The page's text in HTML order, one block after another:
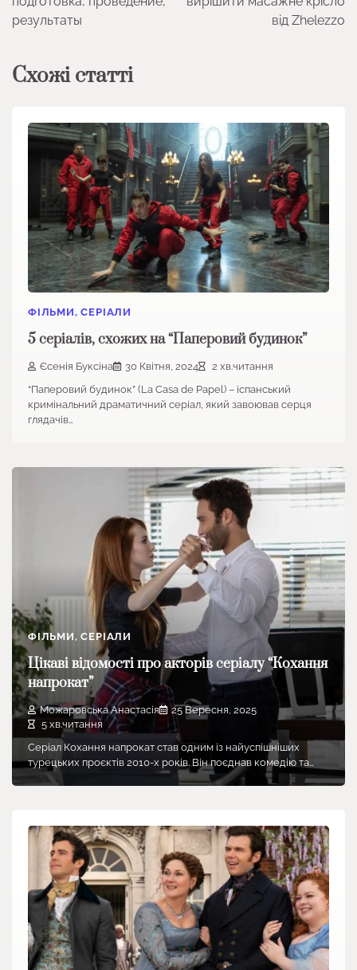
результаты
від Zhelezzo
Схожі статті
ФІЛЬМИ, СЕРІАЛИ
5 серіалів, схожих на “Паперовий будинок”
Єсенія Буксіна 30 Квітня, 2024
2 хв.читання
“Паперовий будинок” (La Casa de Papel) – іспанський
кримінальний драматичний серіал, який завоював серця
глядачів…
ФІЛЬМИ, СЕРІАЛИ
Цікаві відомості про акторів серіалу “Кохання
напрокат”
Можаровська Анастасія
25 Вересня, 2025
5 хв.читання
Серіал Кохання напрокат став одним із найуспішніших
турецьких проєктів 2010-х років. Він поєднав комедію та…